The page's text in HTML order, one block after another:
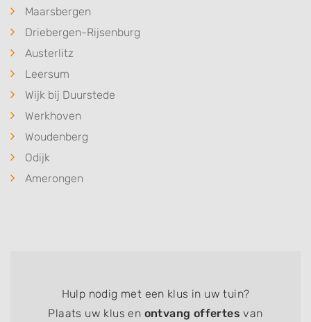
Maarsbergen
Driebergen-Rijsenburg
Austerlitz
Leersum
Wijk bij Duurstede
Werkhoven
Woudenberg
Odijk
Amerongen
Hulp nodig met een klus in uw tuin?
Plaats uw klus en ontvang offertes van